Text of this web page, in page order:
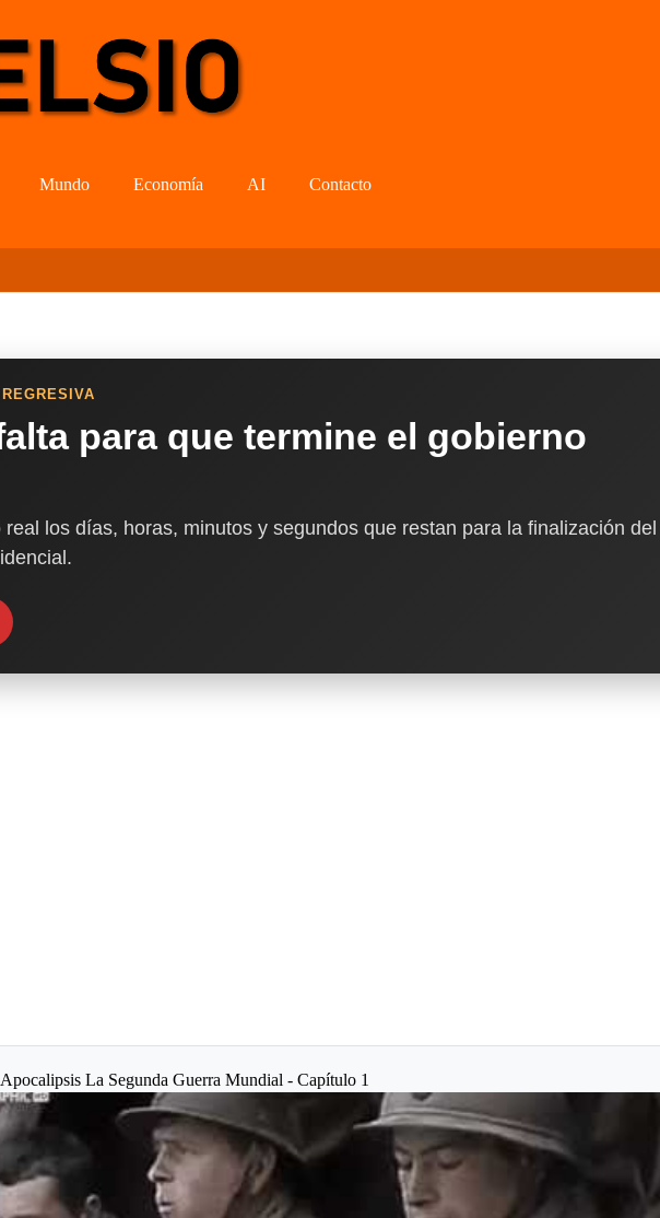
Mundo Economía AI Contacto
para que termine el gobierno
los días, horas, minutos y segundos que restan para la finalización del
Apocalipsis La Segunda Guerra Mundial - Capítulo 1